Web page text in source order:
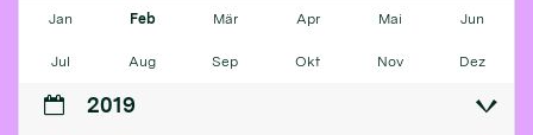
Jan Feb Mär Apr Mai Jun
Jul Aug Sep Okt Nov Dez
2019